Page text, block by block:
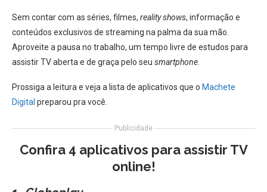
Sem contar com as séries, filmes, reality shows, informação e
conteúdos exclusivos de streaming na palma da sua mão.
Aproveite a pausa no trabalho, um tempo livre de estudos para
assistir TV aberta e de graça pelo seu smartphone
Prossiga a leitura e veja a lista de aplicativos que o Machete
Digital preparou pra você.
Publicidade
Confira 4 aplicativos para assistir TV
online!